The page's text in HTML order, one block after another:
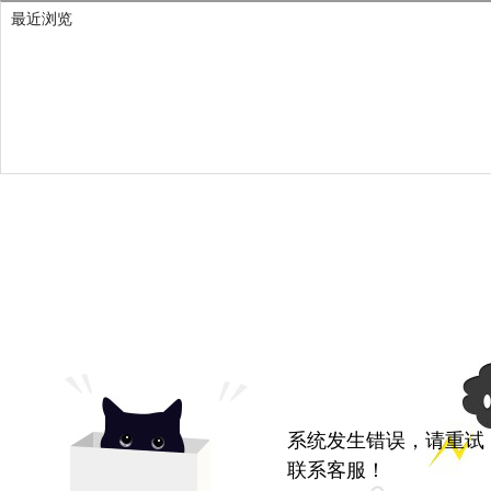
最近浏览
系统发生错误，请重
联系客服！